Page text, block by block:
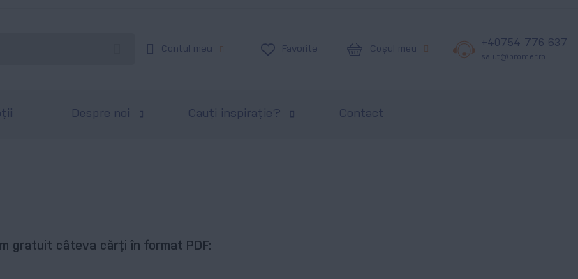
+40754 776 637
salut@promer.ro
Coșul meu
Favorite
Contul meu
Despre noi Cauți inspirație? Contact
gratuit câteva cărți în format PDF: